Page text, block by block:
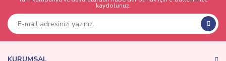
kaydolunuz.